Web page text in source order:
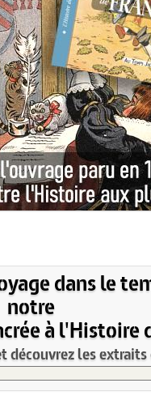
dans le
notre
à l'Histoire
découvrez les